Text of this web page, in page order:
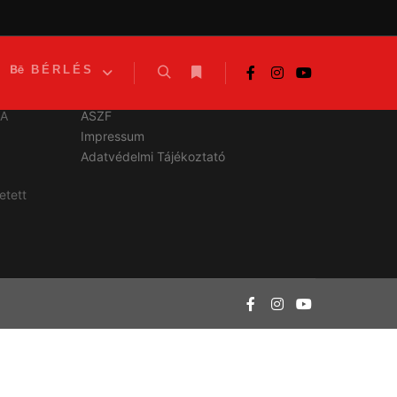
BÉRLÉSLinkek
ASZF
Impressum
Adatvédelmi Tájékoztató